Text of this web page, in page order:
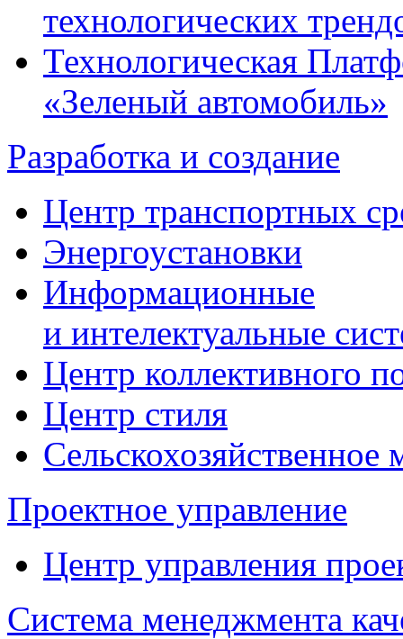
технологических
Технологическая
«Зеленый автомобиль»
Разработка и создание
Центр транспортных
Энергоустановки
Информационные
и интелектуальные
Центр коллективного
Центр стиля
Проектное управление
Центр управления
Система менеджмента